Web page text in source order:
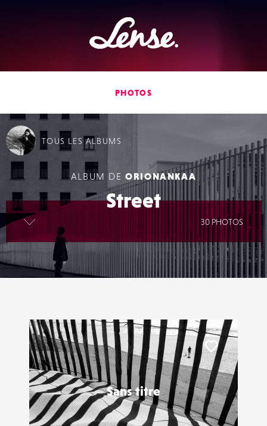
Lense
PHOTOS
ALBUM DEORIONANKAA
Street
lire la suite
30 PHOTOS
TOUSLES ALBUMS
Sans titre
Liker